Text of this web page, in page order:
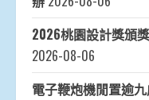
2026桃園設計獎頒
2026-08-06
電子鞭炮機閒置逾